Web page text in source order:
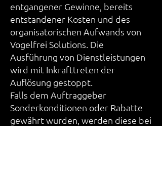
entgangener Gewinne, bereits
entstandener Kosten und des
organisatorischen Aufwands von
Vogelfrei Solutions. Die
Ausführung von Dienstleistungen
wird mit Inkrafttreten der
Auflösung gestoppt.
Falls dem Auftraggeber
Sonderkonditionen oder Rabatte
gewährt wurden, werden diese bei